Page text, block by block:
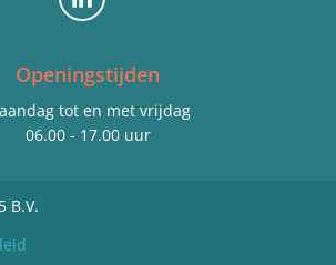
Openingstijden
tot en met vrijdag
06.00 - 17.00 uur
B.V.